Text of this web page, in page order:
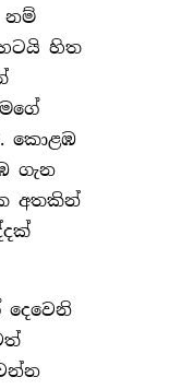
නම්
හිත
කොළඹ
ගැන
අතකින්